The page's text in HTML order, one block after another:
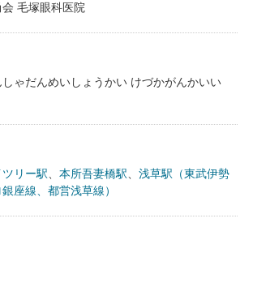
毛塚眼科医院
ゃだんめいしょうかい けづかがんかいい
リー駅 本所吾妻橋駅
浅草駅（東武伊勢
座線、都営浅草線）